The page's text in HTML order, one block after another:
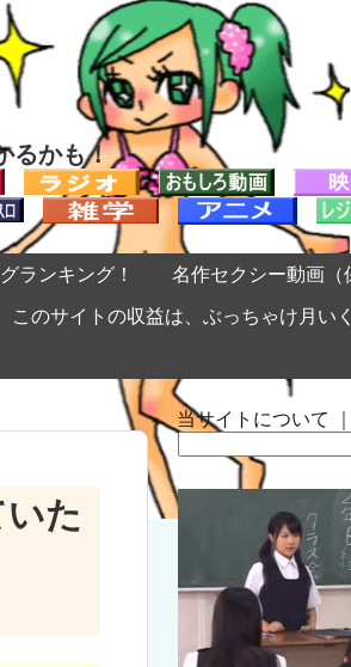
かるかも！
ランキング！ 名作セクシー動画（
このサイトの収益は、ぶっちゃけ月い
当サイトについて
た
検
索: